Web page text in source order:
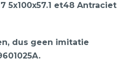
5x100x57.1 et48 Antraciet
dus geen imitatie